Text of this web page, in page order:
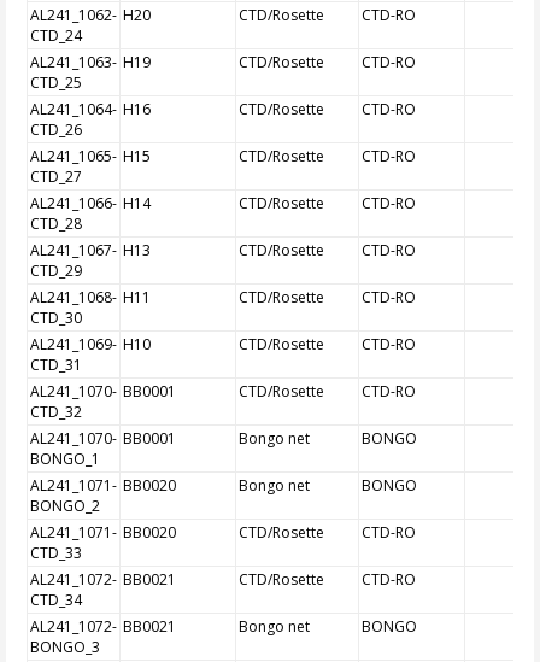
AL241_1062-
CTD_24
H20 CTD/Rosette CTD-RO
AL241_1063-
CTD_25
H19 CTD/Rosette CTD-RO
AL241_1064-
CTD_26
H16 CTD/Rosette CTD-RO
AL241_1065-
CTD_27
H15 CTD/Rosette CTD-RO
AL241_1066-
CTD_28
H14 CTD/Rosette CTD-RO
AL241_1067-
CTD_29
H13 CTD/Rosette CTD-RO
AL241_1068-
CTD_30
H11 CTD/Rosette CTD-RO
AL241_1069-
CTD_31
H10 CTD/Rosette CTD-RO
AL241_1070-
CTD_32
BB0001 CTD/Rosette CTD-RO
AL241_1070-
BONGO_1
BB0001 Bongo net BONGO
AL241_1071-
BONGO_2
BB0020 Bongo net BONGO
AL241_1071-
CTD_33
BB0020 CTD/Rosette CTD-RO
AL241_1072-
CTD_34
BB0021 CTD/Rosette CTD-RO
AL241_1072-
BONGO_3
BB0021 Bongo net BONGO